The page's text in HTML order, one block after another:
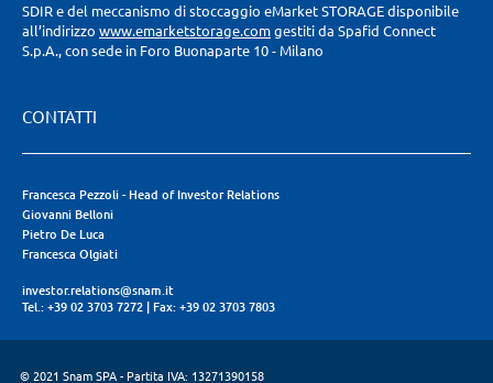
SDIR e del meccanismo di stoccaggio eMarket STORAGE disponibile
all’indirizzo www.emarketstorage.com gestiti da Spafid Connect
S.p.A., con sede in Foro Buonaparte 10 - Milano
CONTATTI
Francesca Pezzoli - Head of Investor Relations
Giovanni Belloni
Pietro De Luca
Francesca Olgiati
investor.relations@snam.it
Tel.: +39 02 3703 7272
Fax: +39 02 3703 7803
© 2021 Snam SPA - Partita IVA: 13271390158